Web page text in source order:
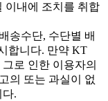
이내에 조치를 취합
송수단, 수단별 배
합니다. 만약 KT
로 인한 이용자의
의 또는 과실이 없
.